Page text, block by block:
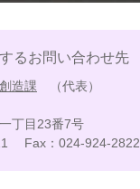
るお問い合わせ先
造課
代表
丁目23番7号
Fax：024-924-2822